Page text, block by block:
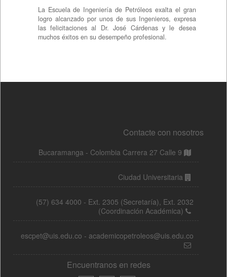
Contacte con nosotros
Bucaramanga - Colombia Carrera 27 Calle 9
Ciudad Universitaria
(57) 634 4000 - Ext. 2305 (Secretaría), Ext. 2032
(Coordinación Académica)
escpet@uis.edu.co - academicopetroleos@uis.edu.co
Encuentranos en redes